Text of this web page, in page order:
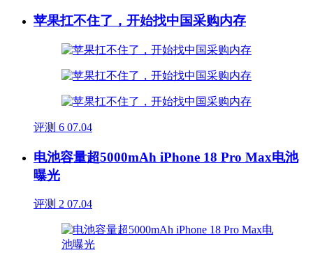
苹果扛不住了，开始找中国采购内存
评测 6 07.04
电池容量超5000mAh iPhone 18 Pro Max电池
曝光
评测 2 07.04